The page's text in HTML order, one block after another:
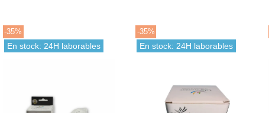
-35%
En stock: 24H laborables
-35%
En stock: 24H laborables